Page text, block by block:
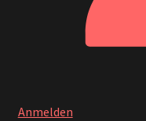
Anmelden